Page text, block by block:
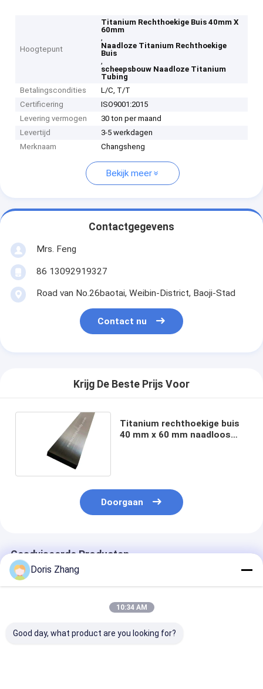
Hoogtepunt
Titanium Rechthoekige Buis 40mm X
60mm
,
Naadloze Titanium Rechthoekige
Buis
,
scheepsbouw Naadloze Titanium
Tubing
Betalingscondities
L/C, T/T
Certificering
ISO9001:2015
Levering vermogen
30 ton per maand
Levertijd
3-5 werkdagen
Merknaam
Changsheng
Bekijk meer
Contactgegevens
Mrs. Feng
86 13092919327
Road van No.26baotai, Weibin-District, Baoji-Stad
Contact nu
Krijg De Beste Prijs Voor
Titanium rechthoekige buis
40 mm x 60 mm naadloos
Doorgaan
Geadviseerde Producten
Doris Zhang
10:34 AM
Good day, what product are you looking for?